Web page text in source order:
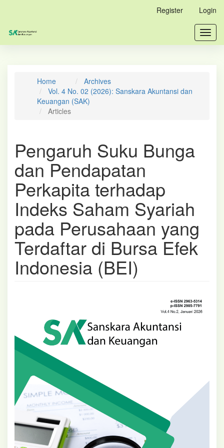
Content
Sidebar
Register Login
Home
Archives
Vol. 4 No. 02 (2026): Sanskara Akuntansi dan
Keuangan (SAK)
Articles
Pengaruh Suku Bunga
dan Pendapatan
Perkapita terhadap
Indeks Saham Syariah
pada Perusahaan yang
Terdaftar di Bursa Efek
Indonesia (BEI)
Sidebar